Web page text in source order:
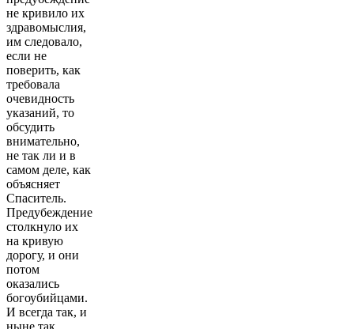
не кривило их
здравомыслия,
им следовало,
если не
поверить, как
требовала
очевидность
указаний, то
обсудить
внимательно,
не так ли и в
самом деле, как
объясняет
Спаситель.
Предубеждение
столкнуло их
на кривую
дорогу, и они
потом
оказались
богоубийцами.
И всегда так, и
ныне так.